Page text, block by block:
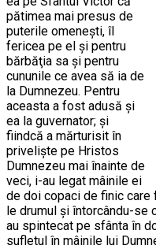
pătimea mai presus de
puterile omeneşti, îl
fericea pe el şi pentru
bărbăţia sa şi pentru
cununile ce avea să ia de
la Dumnezeu. Pentru
aceasta a fost adusă şi
ea la guvernator; şi
fiindcă a mărturisit în
privelişte pe Hristos
Dumnezeu mai înainte de
veci, i-au legat mâinile ei
de doi copaci de finic care
le drumul şi întorcându-se
au spintecat pe sfânta în
sufletul în mâinile lui